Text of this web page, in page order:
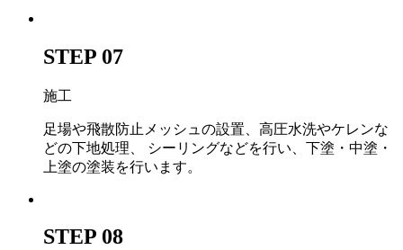
STEP 07
施工
足場や飛散防止メッシュの設置、高圧水洗やケレンな
どの下地処理、 シーリングなどを行い、下塗・中塗・
上塗の塗装を行います。
STEP 08